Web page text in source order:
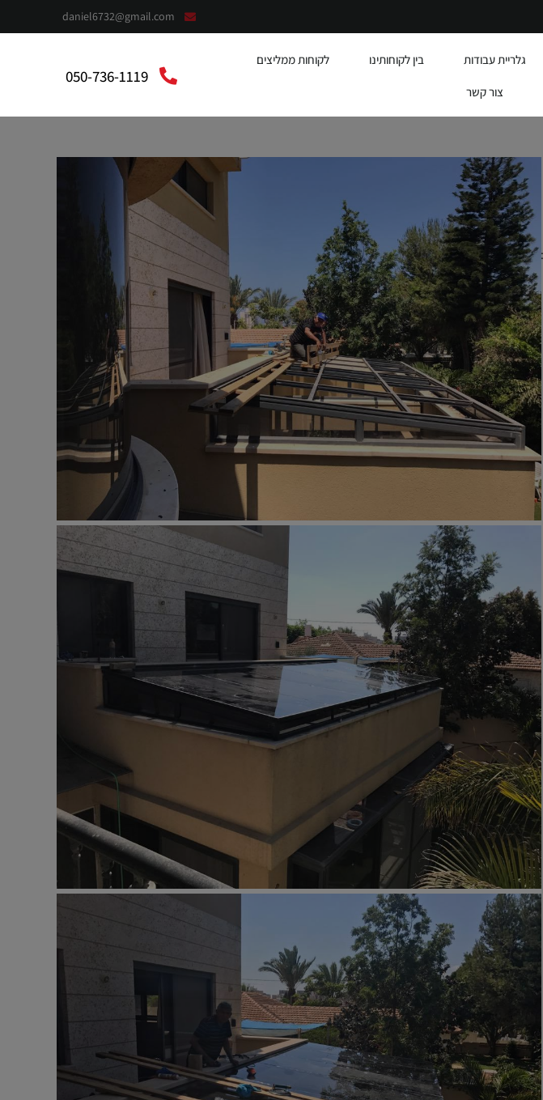
daniel6732@gmail.com
גלריית עבודות בין לקוחותינו לקוחות ממליצים
צור קשר
050-736-1119
{“@context”:”https://schema.org”,”@type”:”LocalBusiness”,”@id”:”https://alumit.co.il/#business”,”name”:”אלומית”,”telephone”:”050-